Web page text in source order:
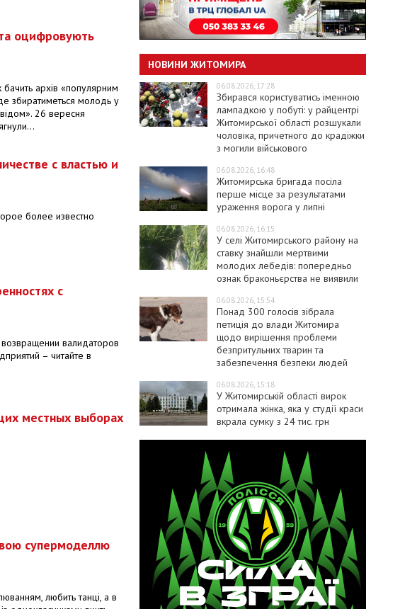
оцифровують
архів «популярним
збиратиметься молодь у
26 вересня
с властью и
более известно
с
валидаторов
– читайте в
местных выборах
супермоделлю
любить танці, а в
НОВИНИ ЖИТОМИРА
06.08.2026, 17:28
Збирався користуватись іменною
лампадкою у побуті: у райцентрі
Житомирської області розшукали
чоловіка, причетного до крадіжки
з могили військового
06.08.2026, 16:48
Житомирська бригада посіла
перше місце за результатами
ураження ворога у липні
06.08.2026, 16:15
У селі Житомирського району на
ставку знайшли мертвими
молодих лебедів: попередньо
ознак браконьєрства не виявили
06.08.2026, 15:54
Понад 300 голосів зібрала
петиція до влади Житомира
щодо вирішення проблеми
безпритульних тварин та
забезпечення безпеки людей
06.08.2026, 15:18
У Житомирській області вирок
отримала жінка, яка у студії краси
вкрала сумку з 24 тис. грн